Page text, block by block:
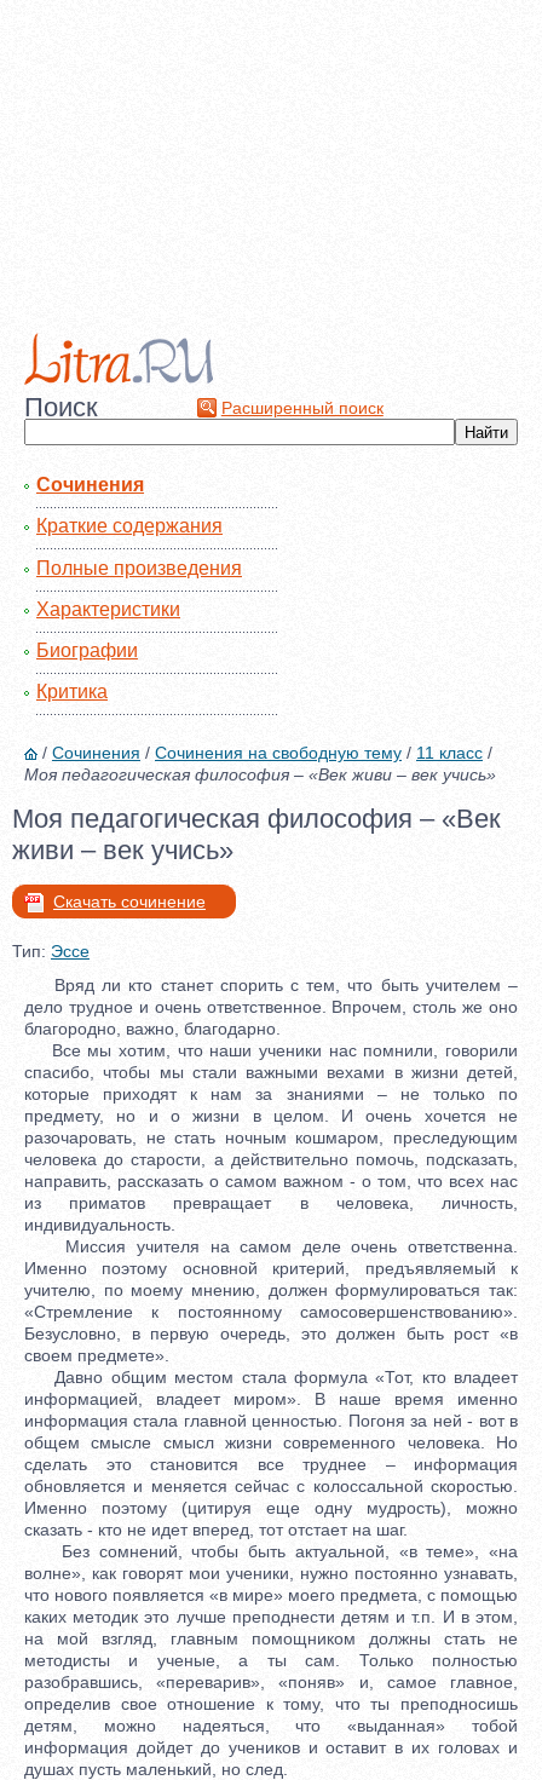
Поиск Расширенный поиск
Сочинения
Краткие содержания
Полные произведения
Характеристики
Биографии
Критика
/ Сочинения / Сочинения на свободную тему / 11 класс /
Моя педагогическая философия – «Век живи – век учись»
Моя педагогическая философия – «Век
живи – век учись»
Скачать сочинение
Тип: Эссе
Вряд ли кто станет спорить с тем, что быть учителем –
дело трудное и очень ответственное. Впрочем, столь же оно
благородно, важно, благодарно.
Все мы хотим, что наши ученики нас помнили, говорили
спасибо, чтобы мы стали важными вехами в жизни детей,
которые приходят к нам за знаниями – не только по
предмету, но и о жизни в целом. И очень хочется не
разочаровать, не стать ночным кошмаром, преследующим
человека до старости, а действительно помочь, подсказать,
направить, рассказать о самом важном - о том, что всех нас
из приматов превращает в человека, личность,
индивидуальность.
Миссия учителя на самом деле очень ответственна.
Именно поэтому основной критерий, предъявляемый к
учителю, по моему мнению, должен формулироваться так:
«Стремление к постоянному самосовершенствованию».
Безусловно, в первую очередь, это должен быть рост «в
своем предмете».
Давно общим местом стала формула «Тот, кто владеет
информацией, владеет миром». В наше время именно
информация стала главной ценностью. Погоня за ней - вот в
общем смысле смысл жизни современного человека. Но
сделать это становится все труднее – информация
обновляется и меняется сейчас с колоссальной скоростью.
Именно поэтому (цитируя еще одну мудрость), можно
сказать - кто не идет вперед, тот отстает на шаг.
Без сомнений, чтобы быть актуальной, «в теме», «на
волне», как говорят мои ученики, нужно постоянно узнавать,
что нового появляется «в мире» моего предмета, с помощью
каких методик это лучше преподнести детям и т.п. И в этом,
на мой взгляд, главным помощником должны стать не
методисты и ученые, а ты сам. Только полностью
разобравшись, «переварив», «поняв» и, самое главное,
определив свое отношение к тому, что ты преподносишь
детям, можно надеяться, что «выданная» тобой
информация дойдет до учеников и оставит в их головах и
душах пусть маленький, но след.